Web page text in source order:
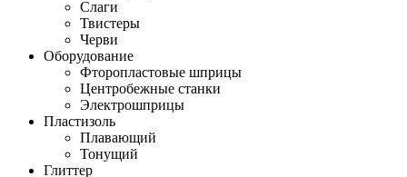
Слаги
Твистеры
Черви
Оборудование
Фторопластовые шприцы
Центробежные станки
Электрошприцы
Пластизоль
Плавающий
Тонущий
Глиттер